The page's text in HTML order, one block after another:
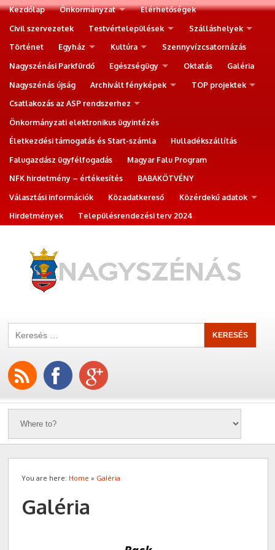
Kezdőlap Önkormányzat
Elérhetőségek
Civil szervezetek
Testvértelepülések
Szálláshelyek
Történet
Egyház Kultúra
Szennyvízcsatornázás
Nagyszénási Parkfürdő
Egészségügy Oktatás
Galéria
Nagyszénás újság
Archivált fényképek
TOP projektek
Csatlakozás az ASP rendszerhez
Önkormányzati elektronikus ügyintézés
Életkezdési támogatás és Start-számla
Hulladékszállítás
Falugazdász ügyfélfogadás
Magyar Falu Program
NFK hirdetmény – értékesítés
BABAKÖTVÉNY
Választási információk
Közadatkereső
Közérdekű adatok
Hirdetmények
Településrendezési terv 2024
You are here: Home » Galéria
Galéria